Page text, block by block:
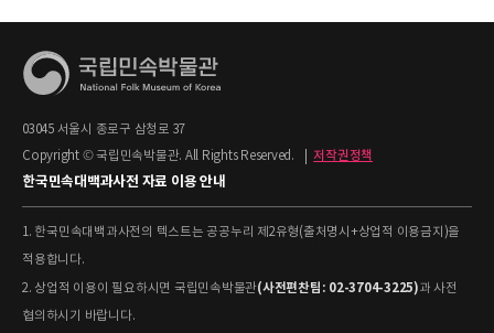
03045 서울시 종로구 삼청로 37
Copyright © 국립민속박물관. All Rights Reserved.
저작권정책
한국민속대백과사전 자료 이용 안내
1. 한국민속대백과사전의 텍스트는 공공누리 제2유형(출처명시+상업적 이용금지)을
적용합니다.
2. 상업적 이용이 필요하시면 국립민속박물관(사전편찬팀: 02-3704-3225)과 사전
협의하시기 바랍니다.